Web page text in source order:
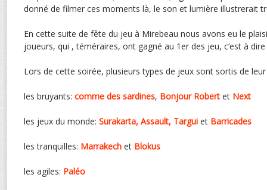
donné de filmer ces moments là, le son et lumière illustrerait
En cette suite de fête du jeu à Mirebeau nous avons eu le
joueurs, qui , téméraires, ont gagné au 1er des jeu, c’est à
Lors de cette soirée, plusieurs types de jeux sont sortis de
les bruyants: comme des sardines, Bonjour Robert et Next
les jeux du monde: Surakarta, Assault, Targui et Barricades
les tranquilles: Marrakech et Blokus
les agiles: Paléo